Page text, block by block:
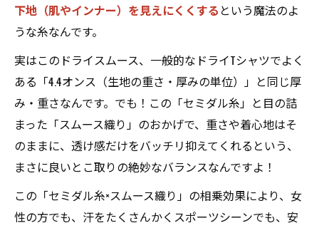
下地（肌やインナー）を見えにくくする という魔法のよ
うな糸なんです。
実はこのドライスムース、一般的なドライTシャツでよく
ある「4.4オンス（生地の重さ・厚みの単位）」と同じ厚
み・重さなんです。でも！この「セミダル糸」と目の詰
まった「スムース織り」のおかげで、重さや着心地はそ
のままに、透け感だけをバッチリ抑えてくれるという、
まさに良いとこ取りの絶妙なバランスなんですよ！
この「セミダル糸×スムース織り」の相乗効果により、女
性の方でも、汗をたくさんかくスポーツシーンでも、安